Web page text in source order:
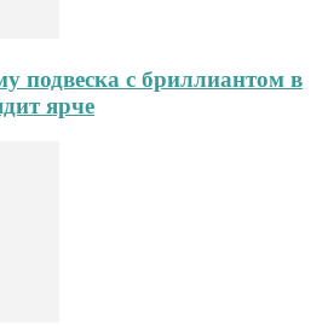
подвеска с бриллиантом в
ярче